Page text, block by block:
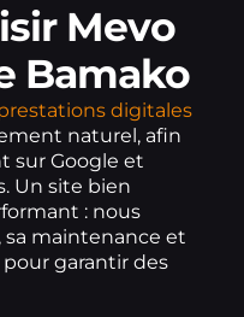
Mevo
Bamako
digitales
naturel, afin
sur Google et
Un site bien
: nous
maintenance et
garantir des